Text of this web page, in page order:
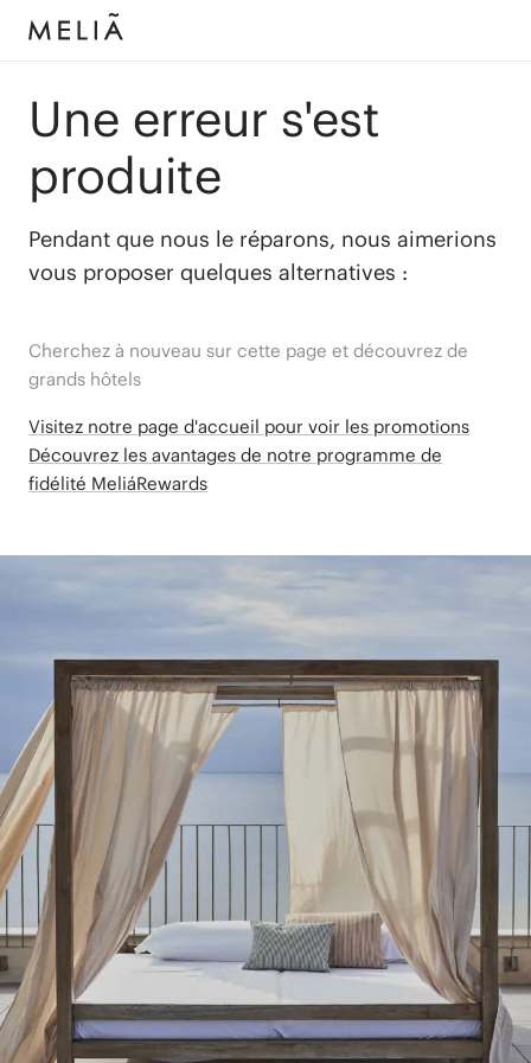
Une erreur s'est
produite
Pendant que nous le réparons, nous aimerions
vous proposer quelques alternatives :
Cherchez à nouveau sur cette page et découvrez de
grands hôtels
Visitez notre page d'accueil pour voir les promotions
Découvrez les avantages de notre programme de
fidélité MeliáRewards